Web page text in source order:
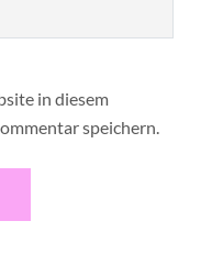
in diesem
speichern.